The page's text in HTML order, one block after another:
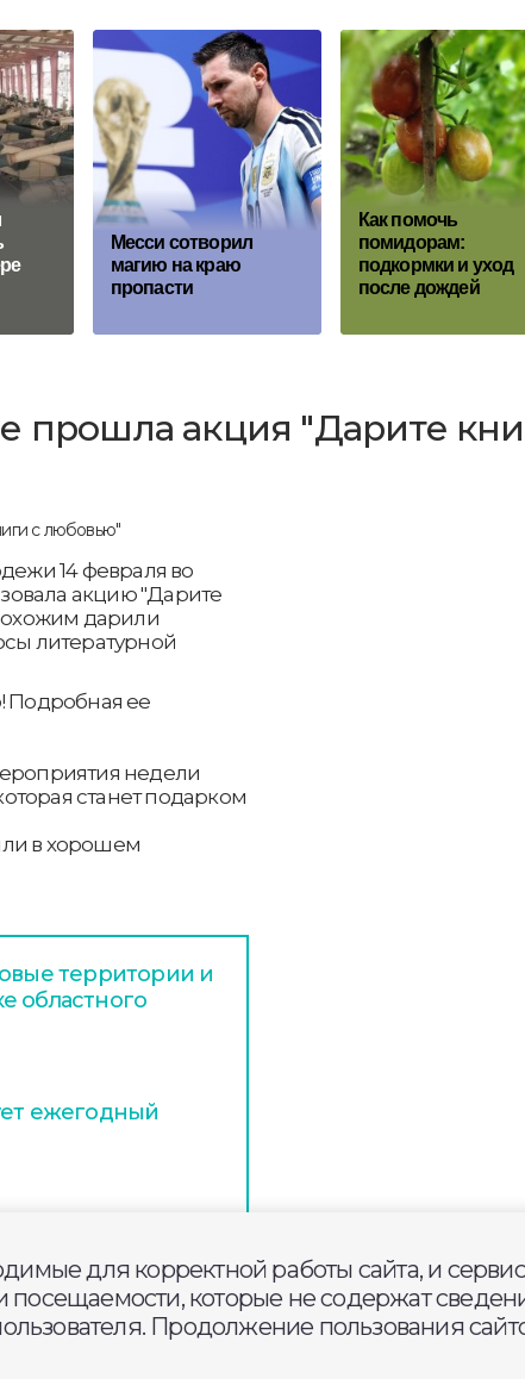
Месси сотворил
магию на краю
пропасти
Как помочь
помидорам:
подкормки и уход
после дождей
прошла акция "Дарите
14 февраля во
акцию "Дарите
дарили
литературной
Подробная ее
недели
станет подарком
в хорошем
территории и
областного
ежегодный
для корректной работы сайта, и
посещаемости, которые не содержат
Продолжение пользования